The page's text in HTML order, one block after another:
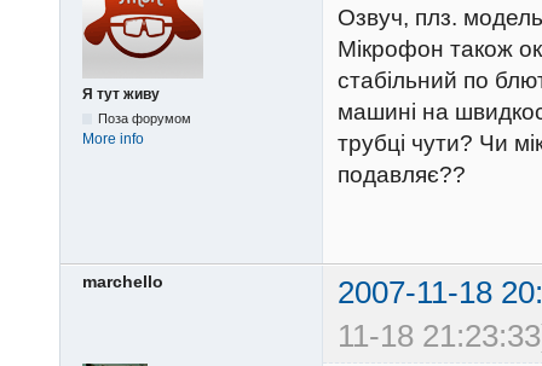
Я тут живу
Поза форумом
More info
Озвуч, плз.
Мікрофон також
стабільний по
машині на
трубці чути? Чи
подавляє??
marchello
2007-11-18
11-18